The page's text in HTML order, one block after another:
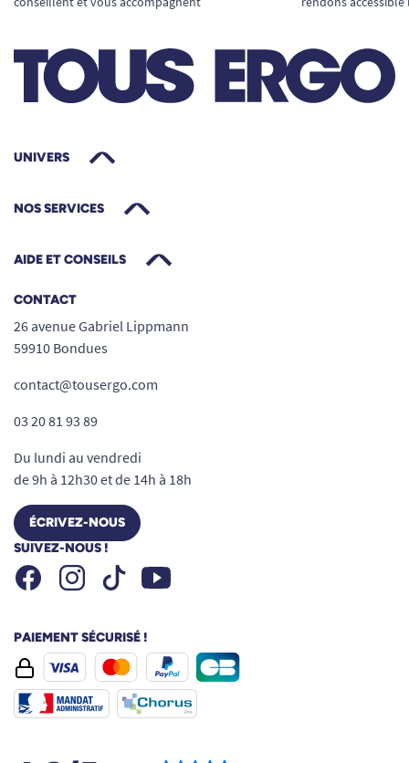
UNIVERS
NOS SERVICES
AIDE ET CONSEILS
CONTACT
26 avenue Gabriel Lippmann
59910 Bondues
contact@tousergo.com
03 20 81 93 89
Du lundi au vendredi
de 9h à 12h30 et de 14h à 18h
ÉCRIVEZ-NOUS
SUIVEZ-NOUS !
FacebookInstagramTiktok Youtube
PAIEMENT SÉCURISÉ !